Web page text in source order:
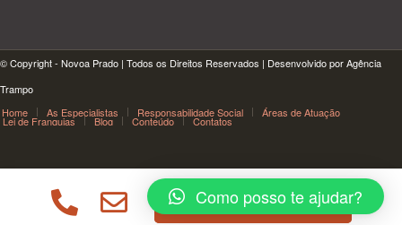
© Copyright - Novoa Prado | Todos os Direitos Reservados | Desenvolvido por Agência
Trampo
Home
As Especialistas Responsabilidade Social Áreas de Atuação
Lei de Franquias Blog Conteúdo Contatos
Como posso te ajudar?
html, body { margin: 0; padding: 0; font-family: Poppins;
ENTRAR EM CONTATO